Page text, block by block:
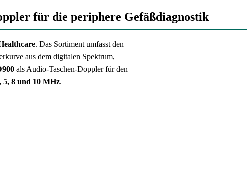
für die periphere Gefäßdiagnostik
. Das Sortiment umfasst den
aus dem digitalen Spektrum,
als Audio-Taschen-Doppler für den
5, 8 und 10 MHz.